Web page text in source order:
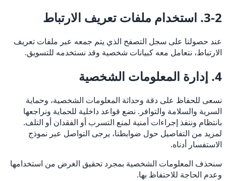
3-2. استخدام ملفات تعريف الارتباط
عند حصولنا على سجل التصفح الذي يتم جمعه عبر ملفات تعريف
الارتباط، نتعامل معه كبيانات شخصية وقد نستخدمه للتسويق.
4. إدارة المعلومات الشخصية
نسعى للحفاظ على دقة وحداثة المعلومات الشخصية، وحماية
السرية والسلامة والتوافر. نضع قواعد داخلية للحماية ونراجعها
بانتظام وننفذ إجراءات أمنية لمنع التسرب أو الفقدان أو التلف.
لمزيد من التفاصيل حول ضوابطنا، يرجى التواصل عبر نموذج
الاستفسار أدناه.
سنحذف المعلومات الشخصية بمجرد تحقيق الغرض من استخدامها
وعدم الحاجة للاحتفاظ بها.